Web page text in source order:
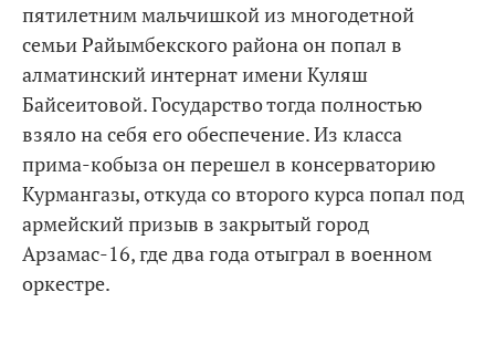
пятилетним мальчишкой из многодетной
семьи Райымбекского района он попал в
алматинский интернат имени Куляш
Байсеитовой. Государство тогда полностью
взяло на себя его обеспечение. Из класса
прима-кобыза он перешел в консерваторию
Курмангазы, откуда со второго курса попал под
армейский призыв в закрытый город
Арзамас-16, где два года отыграл в военном
оркестре.